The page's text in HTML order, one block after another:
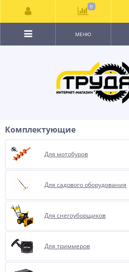
МЕНЮ
Комплектующие
Для мотобуров
Для садового оборудования
Для снегоуборщиков
Для триммеров
0